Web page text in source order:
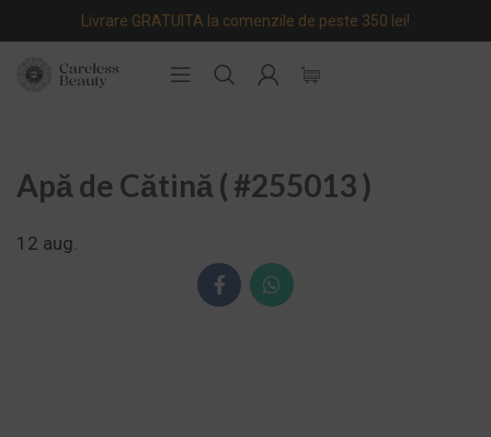
Livrare GRATUITA la comenzile de peste 350 lei!
Apă de Cătină ( #255013 )
12 aug.